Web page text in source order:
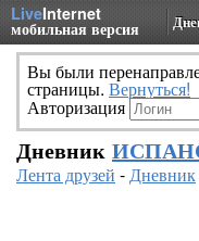
LiveInternet
мобильная версия
Вы были
страницы. Вернуться!
Авторизация
Дневник
Лента друзей -Дневник